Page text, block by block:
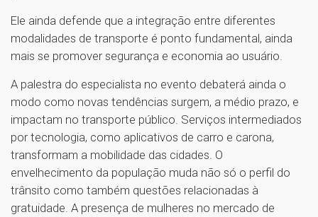
Ele ainda defende que a integração entre diferentes
modalidades de transporte é ponto fundamental, ainda
mais se promover segurança e economia ao usuário.
A palestra do especialista no evento debaterá ainda o
modo como novas tendências surgem, a médio prazo, e
impactam no transporte público. Serviços intermediados
por tecnologia, como aplicativos de carro e carona,
transformam a mobilidade das cidades. O
envelhecimento da população muda não só o perfil do
trânsito como também questões relacionadas à
gratuidade. A presença de mulheres no mercado de